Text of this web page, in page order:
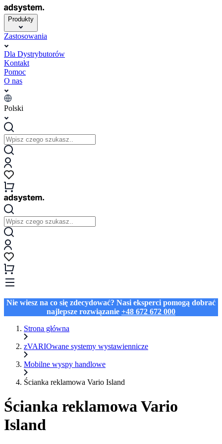
Produkty
Zastosowania
Dla Dystrybutorów
Kontakt
Pomoc
O nas
Polski
Nie wiesz na co się zdecydować? Nasi eksperci pomogą dobrać
najlepsze rozwiązanie +48 672 672 000
Strona główna
zVARIOwane systemy wystawiennicze
Mobilne wyspy handlowe
Ścianka reklamowa Vario Island
Ścianka reklamowa Vario
Island